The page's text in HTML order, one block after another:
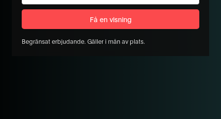
Begränsat erbjudande. Gäller i mån av plats.